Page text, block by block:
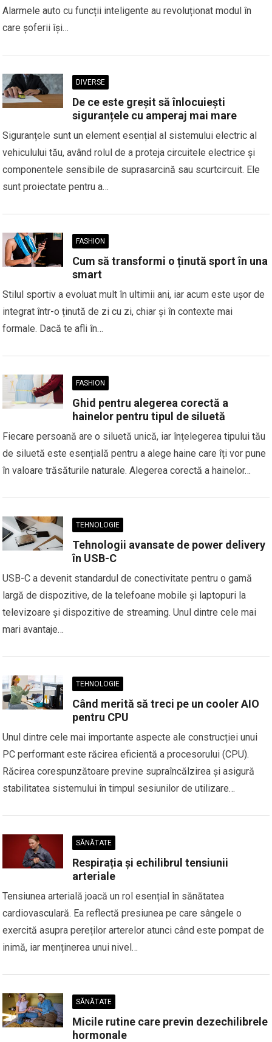
Alarmele auto cu funcții inteligente au revoluționat modul în
care șoferii își…
DIVERSE
De ce este greșit să înlocuiești
siguranțele cu amperaj mai mare
Siguranțele sunt un element esențial al sistemului electric al
vehiculului tău, având rolul de a proteja circuitele electrice și
componentele sensibile de suprasarcină sau scurtcircuit. Ele
sunt proiectate pentru a…
FASHION
Cum să transformi o ținută sport în una
smart
Stilul sportiv a evoluat mult în ultimii ani, iar acum este ușor de
integrat într-o ținută de zi cu zi, chiar și în contexte mai
formale. Dacă te afli în…
FASHION
Ghid pentru alegerea corectă a
hainelor pentru tipul de siluetă
Fiecare persoană are o siluetă unică, iar înțelegerea tipului tău
de siluetă este esențială pentru a alege haine care îți vor pune
în valoare trăsăturile naturale. Alegerea corectă a hainelor…
TEHNOLOGIE
Tehnologii avansate de power delivery
în USB-C
USB-C a devenit standardul de conectivitate pentru o gamă
largă de dispozitive, de la telefoane mobile și laptopuri la
televizoare și dispozitive de streaming. Unul dintre cele mai
mari avantaje…
TEHNOLOGIE
Când merită să treci pe un cooler AIO
pentru CPU
Unul dintre cele mai importante aspecte ale construcției unui
PC performant este răcirea eficientă a procesorului (CPU).
Răcirea corespunzătoare previne supraîncălzirea și asigură
stabilitatea sistemului în timpul sesiunilor de utilizare…
SĂNĂTATE
Respirația și echilibrul tensiunii
arteriale
Tensiunea arterială joacă un rol esențial în sănătatea
cardiovasculară. Ea reflectă presiunea pe care sângele o
exercită asupra pereților arterelor atunci când este pompat de
inimă, iar menținerea unui nivel…
SĂNĂTATE
Micile rutine care previn dezechilibrele
hormonale